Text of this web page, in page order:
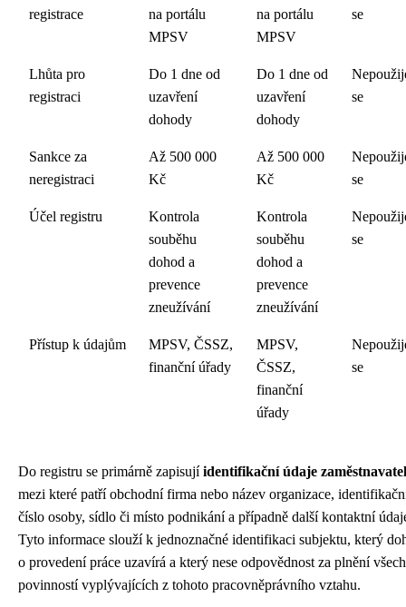
registrace
na portálu
MPSV
na portálu
MPSV
se
Lhůta pro
registraci
Do 1 dne od
uzavření
dohody
Do 1 dne od
uzavření
dohody
se
Sankce za
neregistraci
Až 500 000
Kč
Až 500 000
Kč
se
Účel registru
Kontrola
souběhu
dohod a
prevence
zneužívání
Kontrola
souběhu
dohod a
prevence
zneužívání
se
Přístup k údajům
MPSV, ČSSZ,
finanční úřady
MPSV,
ČSSZ,
finanční
úřady
se
Do registru se primárně zapisujíidentifikační údaje
mezi které patří obchodní firma nebo název organizace,
číslo osoby, sídlo či místo podnikání a případně další kontaktní
Tyto informace slouží k jednoznačné identifikaci subjektu, který
o provedení práce uzavírá a který nese odpovědnost za plnění všech
povinností vyplývajících z tohoto pracovněprávního vztahu.